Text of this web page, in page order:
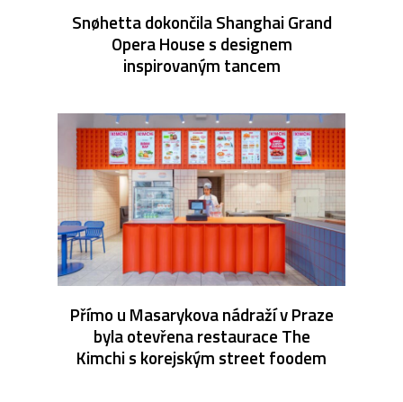
Snøhetta dokončila Shanghai Grand
Opera House s designem
inspirovaným tancem
Přímo u Masarykova nádraží v Praze
byla otevřena restaurace The
Kimchi s korejským street foodem